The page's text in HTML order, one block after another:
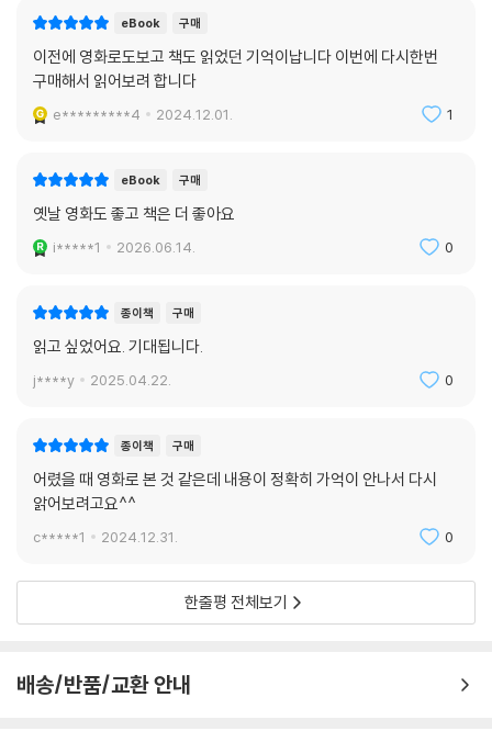
eBook 구매
이전에 영화로도보고 책도 읽었던 기억이납니다 이번에 다시한번
구매해서 읽어보려 합니다
e*********4 2024.12.01. 1
eBook 구매
옛날 영화도 좋고 책은 더 좋아요
i*****1 2026.06.14. 0
종이책 구매
읽고 싶었어요. 기대됩니다.
j****y 2025.04.22. 0
종이책 구매
어렸을 때 영화로 본 것 같은데 내용이 정확히 가억이 안나서 다시
앍어보려고요^^
c*****1 2024.12.31. 0
한줄평 전체보기
배송/반품/교환 안내